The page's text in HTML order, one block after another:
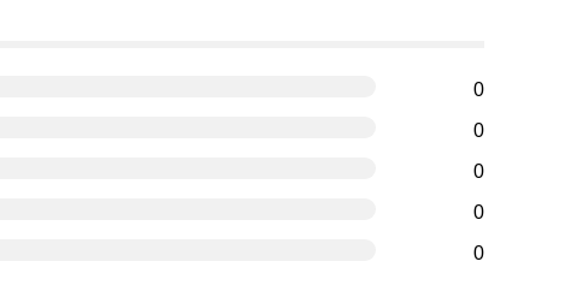
0
0
0
0
0